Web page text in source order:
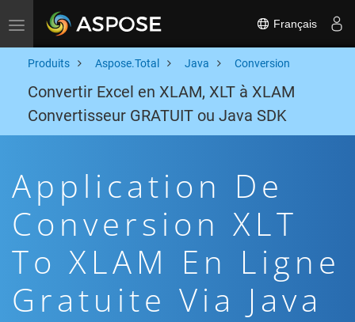
Toggle navigation Français
Produits Aspose.Total Java Conversion
Convertir Excel en XLAM, XLT à XLAM
Convertisseur GRATUIT ou Java SDK
Application De
Conversion XLT
To XLAM En Ligne
Gratuite Via Java